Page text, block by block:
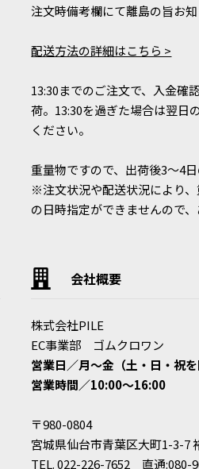
注文時備考欄にて離島の旨お知
配送方法の詳細はこちら >
13:30までのご注文で、入金確
荷。13:30を過ぎた場合は翌日
ください。
重量物ですので、出荷後3～4
※注文状況や配送状況により
の日時指定ができませんので
会社概要
株式会社PILE
EC事業部 ゴムクロワン
営業日／月〜金（土・日・祝を
営業時間／10:00〜16:00
〒980-0804
宮城県仙台市青葉区大町1-3-7
TEL. 022-226-7652 直通:080-